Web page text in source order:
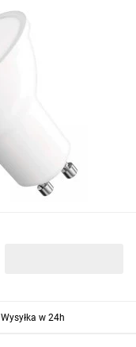
Wysyłka w 24h